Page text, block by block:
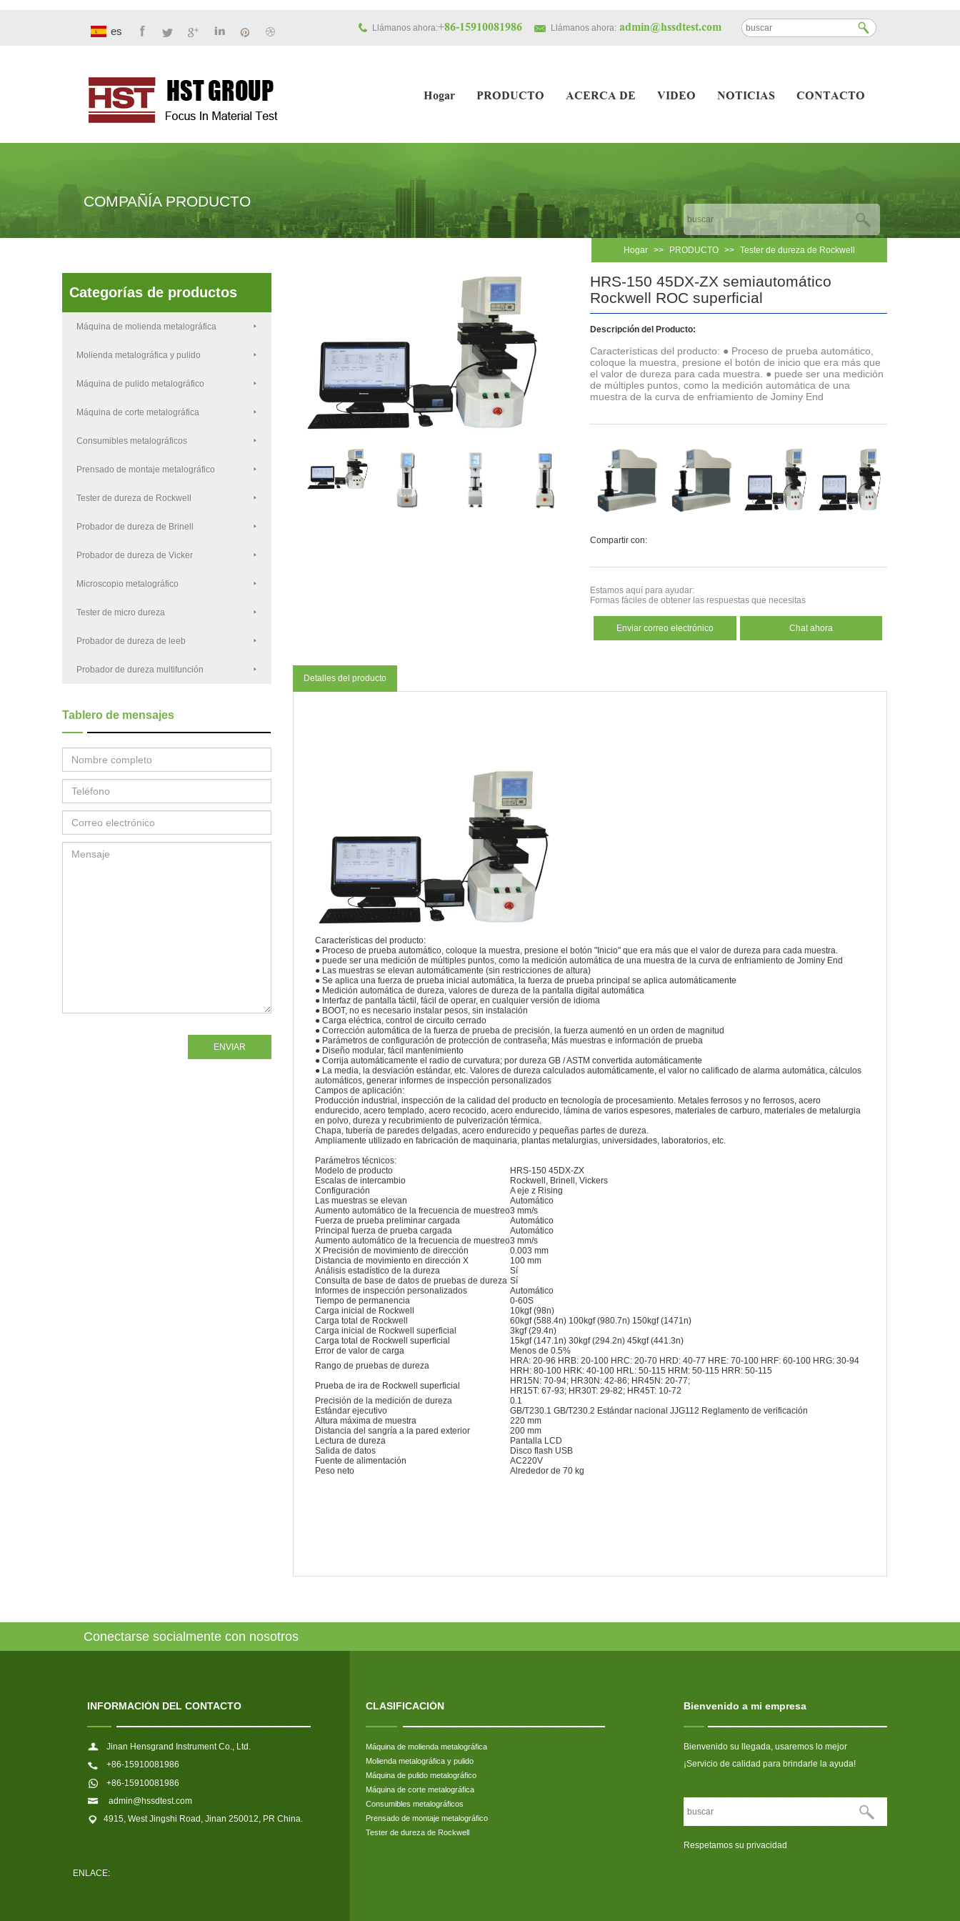
es Llámanos ahora:+86-15910081986 Llámanos ahora: admin@hssdtest.com
Hogar PRODUCTO ACERCA DE VIDEO NOTICIAS CONTACTO
COMPAÑÍA PRODUCTO
Hogar >> PRODUCTO >> Tester de dureza de Rockwell
Categorías de productos
Máquina de molienda metalográfica
Molienda metalográfica y pulido
Máquina de pulido metalográfico
Máquina de corte metalográfica
Consumibles metalográficos
Prensado de montaje metalográfico
Tester de dureza de Rockwell
Probador de dureza de Brinell
Probador de dureza de Vicker
Microscopio metalográfico
Tester de micro dureza
Probador de dureza de leeb
Probador de dureza multifunción
Tablero de mensajes
ENVIAR
HRS-150 45DX-ZX semiautomático
Rockwell ROC superficial
Descripción del Producto:
Características del producto: ● Proceso de prueba automático,
coloque la muestra, presione el botón de inicio que era más que
el valor de dureza para cada muestra. ● puede ser una medición
de múltiples puntos, como la medición automática de una
muestra de la curva de enfriamiento de Jominy End
Compartir con:
Estamos aquí para ayudar:
Formas fáciles de obtener las respuestas que necesitas
Enviar correo electrónico Chat ahora
Detalles del producto
Características del producto:
● Proceso de prueba automático, coloque la muestra, presione el botón "Inicio" que era más que el valor de dureza para cada muestra.
● puede ser una medición de múltiples puntos, como la medición automática de una muestra de la curva de enfriamiento de Jominy End
● Las muestras se elevan automáticamente (sin restricciones de altura)
● Se aplica una fuerza de prueba inicial automática, la fuerza de prueba principal se aplica automáticamente
● Medición automática de dureza, valores de dureza de la pantalla digital automática
● Interfaz de pantalla táctil, fácil de operar, en cualquier versión de idioma
● BOOT, no es necesario instalar pesos, sin instalación
● Carga eléctrica, control de circuito cerrado
● Corrección automática de la fuerza de prueba de precisión, la fuerza aumentó en un orden de magnitud
● Parámetros de configuración de protección de contraseña; Más muestras e información de prueba
● Diseño modular, fácil mantenimiento
● Corrija automáticamente el radio de curvatura; por dureza GB / ASTM convertida automáticamente
● La media, la desviación estándar, etc. Valores de dureza calculados automáticamente, el valor no calificado de alarma automática, cálculos
automáticos, generar informes de inspección personalizados
Campos de aplicación:
Producción industrial, inspección de la calidad del producto en tecnología de procesamiento. Metales ferrosos y no ferrosos, acero
endurecido, acero templado, acero recocido, acero endurecido, lámina de varios espesores, materiales de carburo, materiales de metalurgia
en polvo, dureza y recubrimiento de pulverización térmica.
Chapa, tubería de paredes delgadas, acero endurecido y pequeñas partes de dureza.
Ampliamente utilizado en fabricación de maquinaria, plantas metalurgias, universidades, laboratorios, etc.
Parámetros técnicos:
Modelo de producto
HRS-150 45DX-ZX
Escalas de intercambio
Rockwell, Brinell, Vickers
Configuración
A eje z Rising
Las muestras se elevan
Automático
Aumento automático de la frecuencia de muestreo3 mm/s
Fuerza de prueba preliminar cargada
Automático
Principal fuerza de prueba cargada
Automático
Aumento automático de la frecuencia de muestreo3 mm/s
X Precisión de movimiento de dirección
0.003 mm
Distancia de movimiento en dirección X
100 mm
Análisis estadístico de la dureza
Sí
Consulta de base de datos de pruebas de dureza Sí
Informes de inspección personalizados
Automático
Tiempo de permanencia
0-60S
Carga inicial de Rockwell
10kgf (98n)
Carga total de Rockwell
60kgf (588.4n) 100kgf (980.7n) 150kgf (1471n)
Carga inicial de Rockwell superficial
3kgf (29.4n)
Carga total de Rockwell superficial
15kgf (147.1n) 30kgf (294.2n) 45kgf (441.3n)
Error de valor de carga
Menos de 0.5%
Rango de pruebas de dureza
HRA: 20-96 HRB: 20-100 HRC: 20-70 HRD: 40-77 HRE: 70-100 HRF: 60-100 HRG: 30-94
HRH: 80-100 HRK: 40-100 HRL: 50-115 HRM: 50-115 HRR: 50-115
Prueba de ira de Rockwell superficial
HR15N: 70-94; HR30N: 42-86; HR45N: 20-77;
HR15T: 67-93; HR30T: 29-82; HR45T: 10-72
Precisión de la medición de dureza
0.1
Estándar ejecutivo
GB/T230.1 GB/T230.2 Estándar nacional JJG112 Reglamento de verificación
Altura máxima de muestra
220 mm
Distancia del sangría a la pared exterior
200 mm
Lectura de dureza
Pantalla LCD
Salida de datos
Disco flash USB
Fuente de alimentación
AC220V
Peso neto
Alrededor de 70 kg
Conectarse socialmente con nosotros
INFORMACIÓN DEL CONTACTO
Jinan Hensgrand Instrument Co., Ltd.
+86-15910081986
+86-15910081986
admin@hssdtest.com
4915, West Jingshi Road, Jinan 250012, PR China.
CLASIFICACIÓN
Máquina de molienda metalográfica
Molienda metalográfica y pulido
Máquina de pulido metalográfico
Máquina de corte metalográfica
Consumibles metalográficos
Prensado de montaje metalográfico
Tester de dureza de Rockwell
Bienvenido a mi empresa
Bienvenido su llegada, usaremos lo mejor
¡Servicio de calidad para brindarle la ayuda!
Respetamos su privacidad
ENLACE: